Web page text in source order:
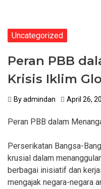
Uncategorized
Peran PBB
Krisis Iklim
Byadmindan April 26,
Peran PBB dalam
Perserikatan Bangsa-
krusial dalam
berbagai inisiatif dan
mengajak negara-negara